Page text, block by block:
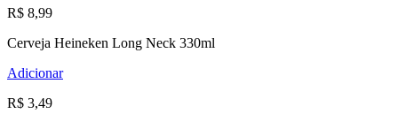
R$ 8,99
Cerveja Heineken Long Neck 330ml
Adicionar
R$ 3,49